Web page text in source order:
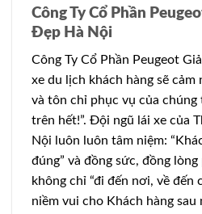
Công Ty Cổ Phần
Đẹp Hà Nội
Công Ty Cổ Phần Peugeot
xe du lịch khách hàng sẽ
và tôn chỉ phục vụ của chúng
trên hết!”. Đội ngũ lái xe của
Nội luôn luôn tâm niệm:
đúng” và đồng sức, đồng
không chỉ “đi đến nơi, về đến
niềm vui cho Khách hàng sau